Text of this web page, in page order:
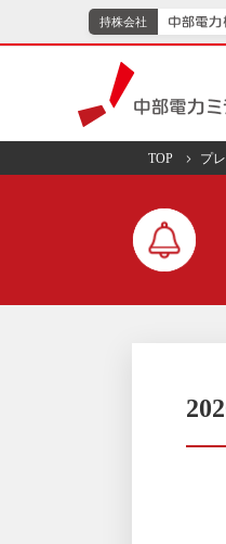
持株会社
新成長分野・技
TOP プ